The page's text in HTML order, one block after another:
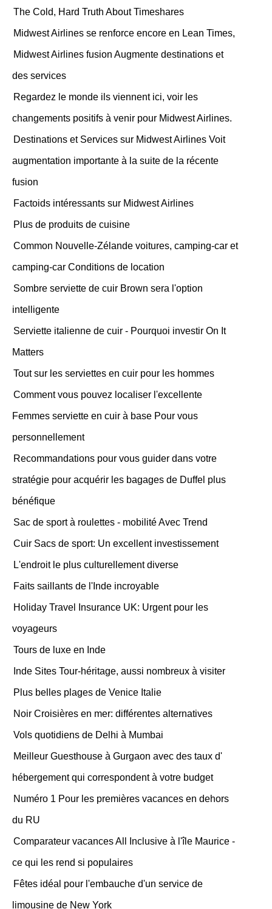
The Cold, Hard Truth About Timeshares
Midwest Airlines se renforce encore en Lean Times,
Midwest Airlines fusion Augmente destinations et
des services
Regardez le monde ils viennent ici, voir les
changements positifs à venir pour Midwest Airlines.
Destinations et Services sur Midwest Airlines Voit
augmentation importante à la suite de la récente
fusion
Factoids intéressants sur Midwest Airlines
Plus de produits de cuisine
Common Nouvelle-Zélande voitures, camping-car et
camping-car Conditions de location
Sombre serviette de cuir Brown sera l'option
intelligente
Serviette italienne de cuir - Pourquoi investir On It
Matters
Tout sur les serviettes en cuir pour les hommes
Comment vous pouvez localiser l'excellente
Femmes serviette en cuir à base Pour vous
personnellement
Recommandations pour vous guider dans votre
stratégie pour acquérir les bagages de Duffel plus
bénéfique
Sac de sport à roulettes - mobilité Avec Trend
Cuir Sacs de sport: Un excellent investissement
L'endroit le plus culturellement diverse
Faits saillants de l'Inde incroyable
Holiday Travel Insurance UK: Urgent pour les
voyageurs
Tours de luxe en Inde
Inde Sites Tour-héritage, aussi nombreux à visiter
Plus belles plages de Venice Italie
Noir Croisières en mer: différentes alternatives
Vols quotidiens de Delhi à Mumbai
Meilleur Guesthouse à Gurgaon avec des taux d'
hébergement qui correspondent à votre budget
Numéro 1 Pour les premières vacances en dehors
du RU
Comparateur vacances All Inclusive à l'île Maurice -
ce qui les rend si populaires
Fêtes idéal pour l'embauche d'un service de
limousine de New York